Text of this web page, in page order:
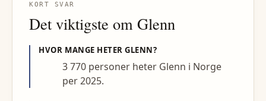
KORT SVAR
Det viktigste om Glenn
HVOR MANGE HETERGLENN?
3 770 personer heter Glenn i Norge
per 2025.